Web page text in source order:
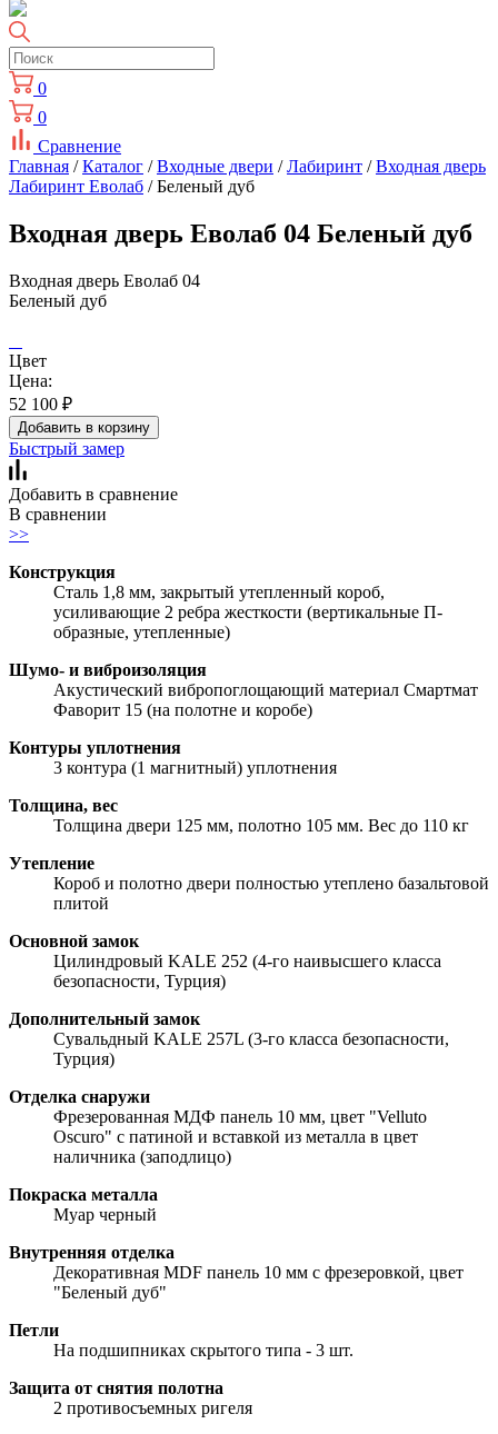
0
0
Сравнение
Главная /Каталог /Входные двери /Лабиринт /Входная дверь
Лабиринт Еволаб / Беленый дуб
Входная дверь Еволаб 04 Беленый дуб
Входная дверь Еволаб 04
Беленый дуб
Цвет
Цена:
52 100 ₽
Добавить в корзину
Быстрый замер
Добавить в сравнение
В сравнении
>>
Конструкция
Сталь 1,8 мм, закрытый утепленный короб,
усиливающие 2 ребра жесткости (вертикальные П-
образные, утепленные)
Шумо- и виброизоляция
Акустический вибропоглощающий материал Смартмат
Фаворит 15 (на полотне и коробе)
Контуры уплотнения
3 контура (1 магнитный) уплотнения
Толщина, вес
Толщина двери 125 мм, полотно 105 мм. Вес до 110 кг
Утепление
Короб и полотно двери полностью утеплено базальтовой
плитой
Основной замок
Цилиндровый KALE 252 (4-го наивысшего класса
безопасности, Турция)
Дополнительный замок
Сувальдный KALE 257L (3-го класса безопасности,
Турция)
Отделка снаружи
Фрезерованная МДФ панель 10 мм, цвет "Velluto
Oscuro" с патиной и вставкой из металла в цвет
наличника (заподлицо)
Покраска металла
Муар черный
Внутренняя отделка
Декоративная MDF панель 10 мм с фрезеровкой, цвет
"Беленый дуб"
Петли
На подшипниках скрытого типа - 3 шт.
Защита от снятия полотна
2 противосъемных ригеля